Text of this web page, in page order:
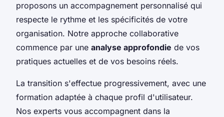
proposons un accompagnement personnalisé qui
respecte le rythme et les spécificités de votre
organisation. Notre approche collaborative
commence par une analyse approfondie de vos
pratiques actuelles et de vos besoins réels.
La transition s'effectue progressivement, avec une
formation adaptée à chaque profil d'utilisateur.
Nos experts vous accompagnent dans la